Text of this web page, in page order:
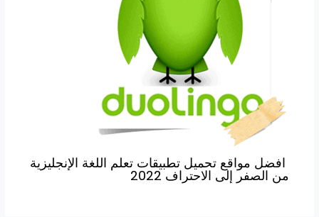
افضل مواقع تحميل تطبيقات تعلم اللغة الإنجليزية
من الصفر إلى الاحتراف 2022